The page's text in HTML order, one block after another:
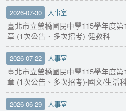
2026-07-30 人事室
臺北市立螢橋國民中學115學年度
章 (1次公告、多次招考)-健教科
2026-07-22 人事室
臺北市立螢橋國民中學115學年度
章 (1次公告、多次招考)-國文/生活
2026-06-29 人事室